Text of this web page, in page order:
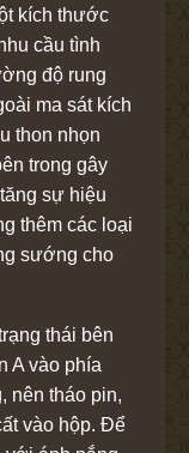
kích thước
cầu tình
độ rung
ma sát kích
thon nhọn
trong gây
sự hiệu
thêm các loại
sướng cho
thái bên
A vào phía
nên tháo pin,
vào hộp. Để